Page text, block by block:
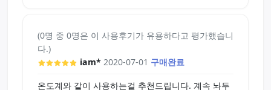
가게 됩니다 따라서 체감이 크지가 않아요 이 문제는
단순하게 젤을 넣고 뎁히면 훨씬 더 나은 효과를 볼
수 있겠지만 전 젤을 넣고 뎁히기엔 표면에 묻어있는
(0명 중 0명은 이 사용후기가 유용하다고 평가했습니
다.)
iam* 2020-07-01 구매완료
온도계와 같이 사용하는걸 추천드립니다. 계속 놔두